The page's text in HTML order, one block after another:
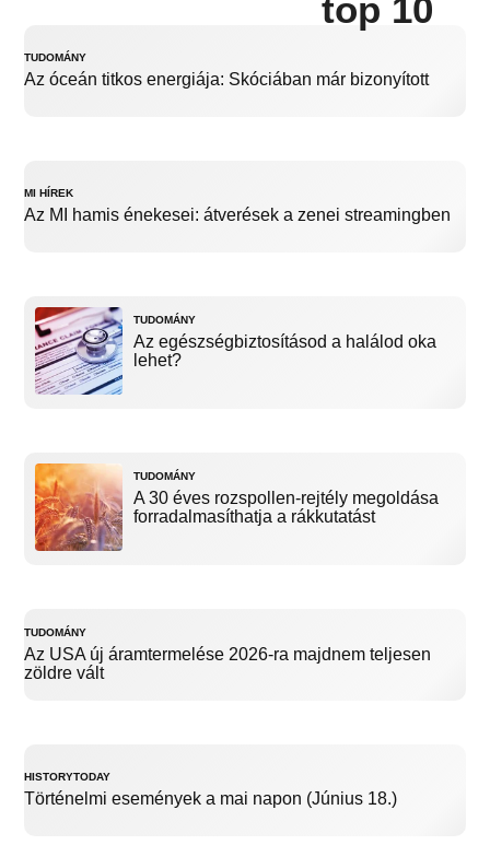
top 10
TUDOMÁNY
Az óceán titkos energiája: Skóciában már bizonyított
MI HÍREK
Az MI hamis énekesei: átverések a zenei streamingben
TUDOMÁNY
Az egészségbiztosításod a halálod oka
lehet?
TUDOMÁNY
A 30 éves rozspollen-rejtély megoldása
forradalmasíthatja a rákkutatást
TUDOMÁNY
Az USA új áramtermelése 2026-ra majdnem teljesen
zöldre vált
HISTORYTODAY
Történelmi események a mai napon (Június 18.)